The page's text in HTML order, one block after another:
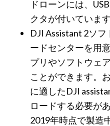
ドローンには、
クタが付いています
DJI Assistant 2ソ
ードセンターを用
プリやソフトウェ
ことができます。
に適したDJI
ロードする必要が
2019年時点で製造